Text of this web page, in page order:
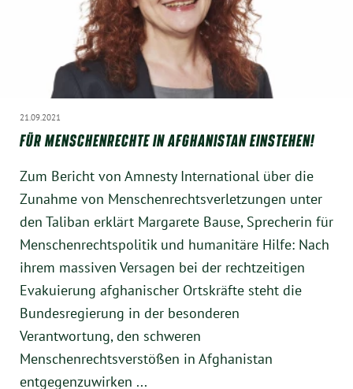
21.09.2021
FÜR MENSCHENRECHTE IN AFGHANISTAN EINSTEHEN!
Zum Bericht von Amnesty International über die
Zunahme von Menschenrechtsverletzungen unter
den Taliban erklärt Margarete Bause, Sprecherin für
Menschenrechtspolitik und humanitäre Hilfe: Nach
ihrem massiven Versagen bei der rechtzeitigen
Evakuierung afghanischer Ortskräfte steht die
Bundesregierung in der besonderen
Verantwortung, den schweren
Menschenrechtsverstößen in Afghanistan
entgegenzuwirken ...